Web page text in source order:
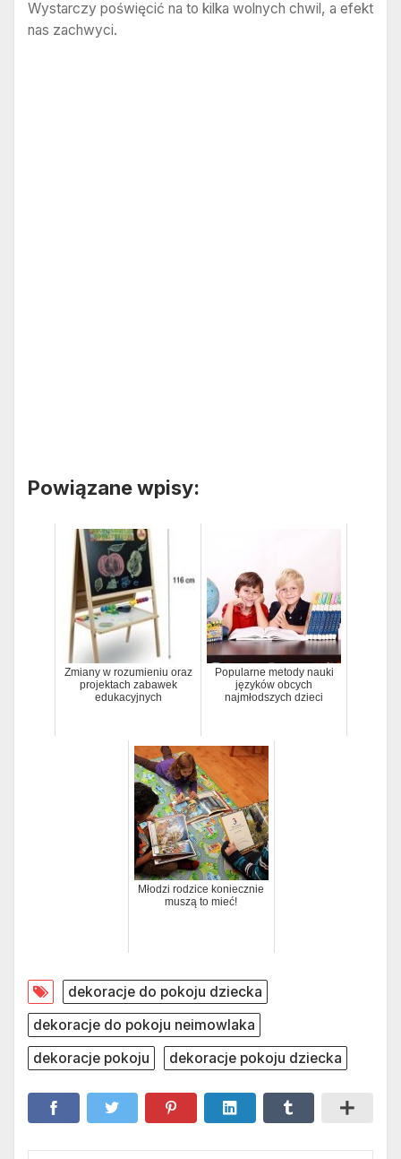
Wystarczy poświęcić na to kilka wolnych chwil, a efekt
nas zachwyci.
Powiązane wpisy:
Zmiany w rozumieniu oraz
projektach zabawek
edukacyjnych
Popularne metody nauki
języków obcych
najmłodszych dzieci
Młodzi rodzice koniecznie
muszą to mieć!
dekoracje do pokoju dziecka
dekoracje do pokoju neimowlaka
dekoracje pokoju
dekoracje pokoju dziecka